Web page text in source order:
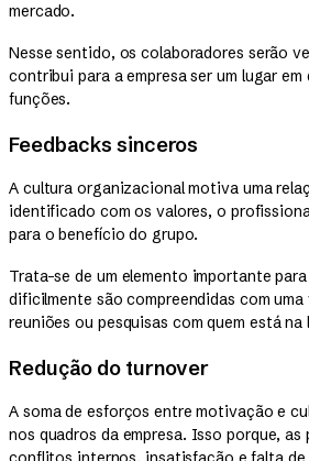
mercado.
Nesse sentido, os colaboradores serão
contribui para a empresa ser um lugar
funções.
Feedbacks sinceros
A cultura organizacional motiva uma
identificado com os valores, o
para o benefício do grupo.
Trata-se de um elemento importante
dificilmente são compreendidas com
reuniões ou pesquisas com quem está
Redução do turnover
A soma de esforços entre motivação e
nos quadros da empresa. Isso porque, as